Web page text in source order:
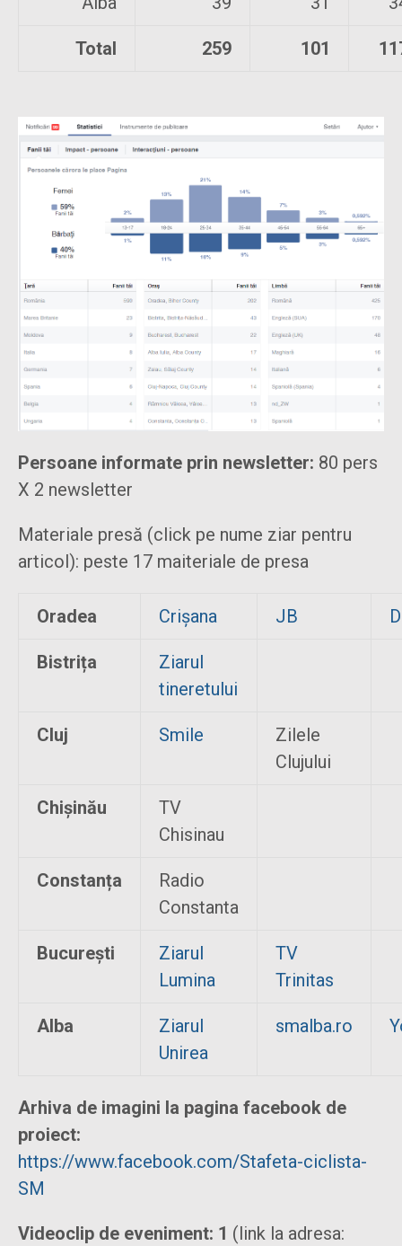
Total 259 101
Persoane informate prin newsletter: 80 pers
X 2 newsletter
Materiale presă (click pe nume ziar pentru
articol): peste 17 maiteriale de presa
Oradea Crișana JB
Bistrița
Ziarul
tineretului
Cluj Smile
Zilele
Clujului
Chișinău
TV
Chisinau
Constanța
Radio
Constanta
București
Ziarul
Lumina
TV
Trinitas
Alba
Ziarul
Unirea
smalba.ro
Arhiva de imagini la pagina facebook de
proiect:
https://www.facebook.com/Stafeta-ciclista-
SM
Videoclip de eveniment: 1 (link la adresa: